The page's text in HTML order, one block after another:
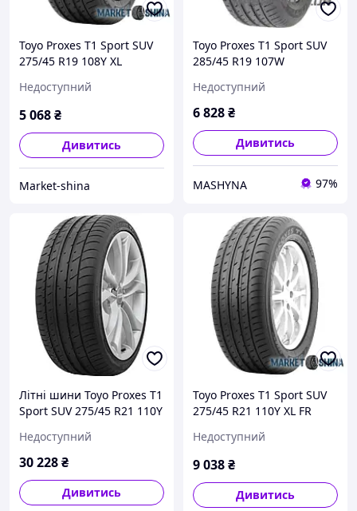
Toyo Proxes T1 Sport SUV
275/45 R19 108Y XL
Недоступний
5 068₴
Дивитись
Market-shina
Toyo Proxes T1 Sport SUV
285/45 R19 107W
Недоступний
6 828₴
Дивитись
MASHYNA 97%
Літні шини Toyo Proxes T1
Sport SUV 275/45 R21 110Y
Недоступний
30 228₴
Дивитись
Toyo Proxes T1 Sport SUV
275/45 R21 110Y XL FR
Недоступний
9 038₴
Дивитись